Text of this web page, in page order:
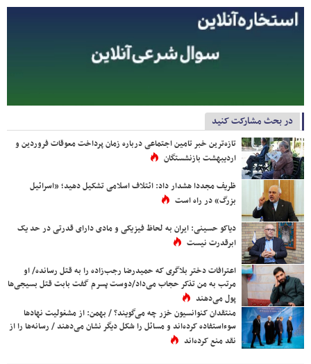
در بحث مشارکت کنید
تازه‌ترین خبر تامین اجتماعی درباره زمان پرداخت معوقات فروردین و
اردیبهشت بازنشستگان
ظریف مجددا هشدار داد: ائتلاف اسلامی تشکیل دهید؛ «اسرائیل
بزرگ» در راه است
دیاکو حسینی: ایران به لحاظ فیزیکی و مادی دارای قدرتی در حد یک
ابرقدرت نیست
اعترافات دختر بلاگری که حمیدرضا رجب‌زاده را به قتل رسانده/ او
مرتب به من تذکر حجاب می‌داد/دوست پسرم گفت بابت قتل بسیجی‌ها
پول می‌دهند
منتقدان کنوانسیون خزر چه می‌گویند؟ / بهمن: از مشغولیت نهادها
سوءاستفاده کرده‌اند و مسائل را شکل دیگر نشان می‌دهند / رسانه‌ها را از
نقد منع کرده‌اند